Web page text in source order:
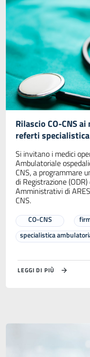
Rilascio CO-CNS
referti specialistica
Si invitano i medici
Ambulatoriale
CNS, a programmare
di Registrazione
Amministrativi di
CNS.
CO-CNS
specialistica
LEGGI DI PIÙ